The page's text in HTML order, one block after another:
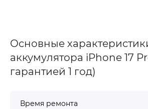
Основные
аккумулятора iPhone 17
гарантией 1 год)
Время ремонта